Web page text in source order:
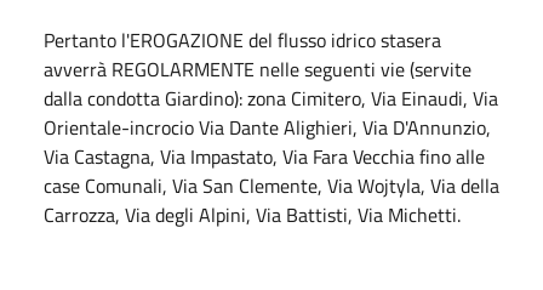
Pertanto l'EROGAZIONE del flusso idrico stasera
avverrà REGOLARMENTE nelle seguenti vie (servite
dalla condotta Giardino): zona Cimitero, Via Einaudi, Via
Orientale-incrocio Via Dante Alighieri, Via D'Annunzio,
Via Castagna, Via Impastato, Via Fara Vecchia fino alle
case Comunali, Via San Clemente, Via Wojtyla, Via della
Carrozza, Via degli Alpini, Via Battisti, Via Michetti.